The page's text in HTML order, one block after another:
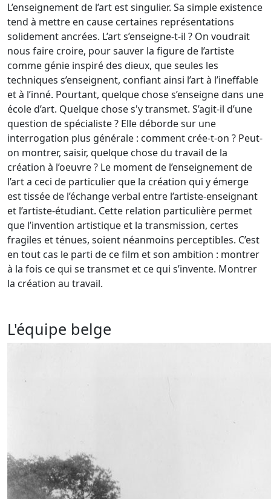
L’enseignement de l’art est singulier. Sa simple existence
tend à mettre en cause certaines représentations
solidement ancrées. L’art s’enseigne-t-il ? On voudrait
nous faire croire, pour sauver la figure de l’artiste
comme génie inspiré des dieux, que seules les
techniques s’enseignent, confiant ainsi l’art à l’ineffable
et à l’inné. Pourtant, quelque chose s’enseigne dans une
école d’art. Quelque chose s'y transmet. S’agit-il d’une
question de spécialiste ? Elle déborde sur une
interrogation plus générale : comment crée-t-on ? Peut-
on montrer, saisir, quelque chose du travail de la
création à l’oeuvre ? Le moment de l’enseignement de
l’art a ceci de particulier que la création qui y émerge
est tissée de l’échange verbal entre l’artiste-enseignant
et l’artiste-étudiant. Cette relation particulière permet
que l’invention artistique et la transmission, certes
fragiles et ténues, soient néanmoins perceptibles. C’est
en tout cas le parti de ce film et son ambition : montrer
à la fois ce qui se transmet et ce qui s’invente. Montrer
la création au travail.
L'équipe belge